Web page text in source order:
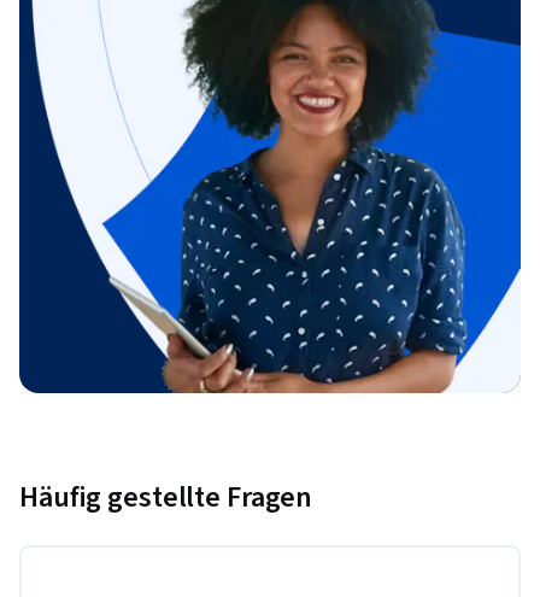
Häufig gestellte Fragen